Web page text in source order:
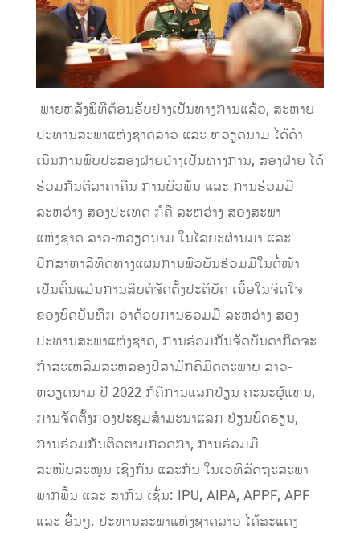
​ ພາຍຫລັງພິທີຕ້ອນຮັບຢ່າງເປັນທາງການແລ້ວ, ສະຫາຍ
ປະທານສະພາແຫ່ງຊາດລາວ ແລະ ຫວຽດນາມ ໄດ້ດໍາ
ເນີນການພົບປະສອງຝ່າຍຢ່າງເປັນທາງການ, ສອງຝ່າຍ ໄດ້
ຮ່ວມກັນຕີລາຄາຄືນ ການພົວພັນ ແລະ ການຮ່ວມມື
ລະຫວ່າງ ສອງປະເທດ ກໍຄື ລະຫວ່າງ ສອງສະພາ
ແຫ່ງຊາດ ລາວ-ຫວຽດນາມ ໃນໄລຍະຜ່ານມາ ແລະ
ປຶກສາຫາລືທິດທາງແຜນການພົວພັນຮ່ວມມືໃນຕໍ່ໜ້າ
ເປັນຕົ້ນແມ່ນການສືບຕໍ່ຈັດຕັ້ງປະຕິບັດ ເນື້ອໃນຈິດໃຈ
ຂອງບົດບັນທຶກ ວ່າດ້ວຍການຮ່ວມມື ລະຫວ່າງ ສອງ
ປະທານສະພາແຫ່ງຊາດ, ການຮ່ວມກັນຈັດບັນດາກິດຈະ
ກໍາສະເຫລີມສະຫລອງປີສາມັກຄີມິດຕະພາບ ລາວ-
ຫວຽດນາມ ປີ 2022 ກໍຄືການແລກປ່ຽນ ຄະນະຜູ້ແທນ,
ການຈັດຕັ້ງກອງປະຊຸມສໍາມະນາແລກ ປ່ຽນບົດຮຽນ,
ການຮ່ວມກັນຕິດຕາມກວດກາ, ການຮ່ວມມື
ສະໜັບສະໜູນ ເຊິ່ງກັນ ແລະກັນ ໃນເວທີລັດຖະສະພາ
ພາກພື້ນ ແລະ ສາກົນ ເຊັ່ນ: IPU, AIPA, APPF, APF
ແລະ ອື່ນໆ. ປະທານສະພາແຫ່ງຊາດລາວ ໄດ້ສະແດງ